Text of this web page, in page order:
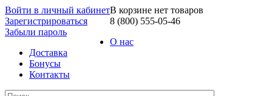
Войти в личный кабинет
Зарегистрироваться
Забыли пароль
В корзине нет товаров
8 (800) 555-05-46
О нас
Доставка
Бонусы
Контакты